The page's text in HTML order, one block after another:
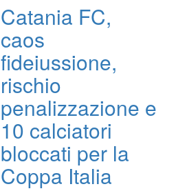
Catania FC,
caos
fideiussione,
rischio
penalizzazione e
10 calciatori
bloccati per la
Coppa Italia